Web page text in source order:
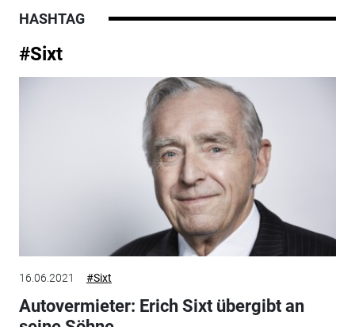
HASHTAG
#Sixt
16.06.2021 #Sixt
Autovermieter: Erich Sixt übergibt an